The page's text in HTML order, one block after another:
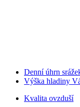
Denní úhrn
Výška hladiny
Kvalita ovzduší